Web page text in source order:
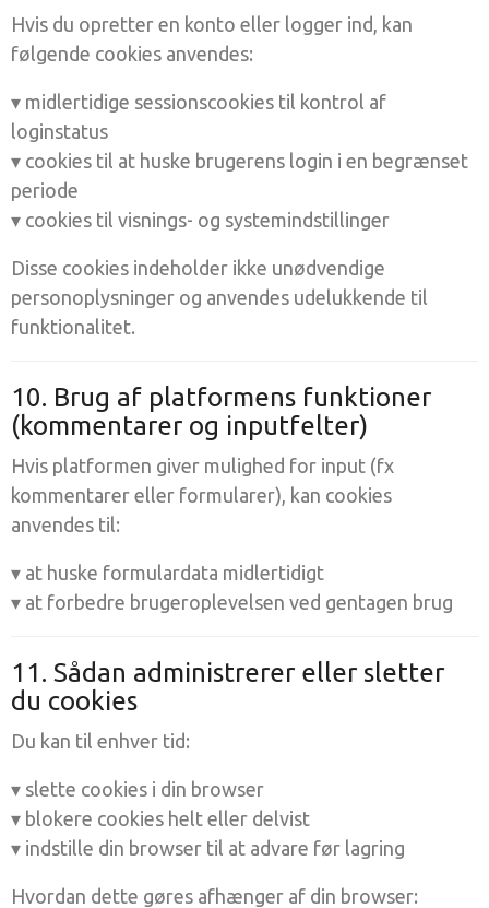
Hvis du opretter en konto eller logger ind, kan
følgende cookies anvendes:
▾ midlertidige sessionscookies til kontrol af
loginstatus
▾ cookies til at huske brugerens login i en begrænset
periode
▾ cookies til visnings- og systemindstillinger
Disse cookies indeholder ikke unødvendige
personoplysninger og anvendes udelukkende til
funktionalitet.
10. Brug af platformens funktioner
(kommentarer og inputfelter)
Hvis platformen giver mulighed for input (fx
kommentarer eller formularer), kan cookies
anvendes til:
▾ at huske formulardata midlertidigt
▾ at forbedre brugeroplevelsen ved gentagen brug
11. Sådan administrerer eller sletter
du cookies
Du kan til enhver tid:
▾ slette cookies i din browser
▾ blokere cookies helt eller delvist
▾ indstille din browser til at advare før lagring
Hvordan dette gøres afhænger af din browser: